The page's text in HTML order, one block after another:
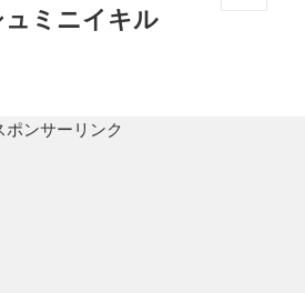
ミニイキル
ポンサーリンク